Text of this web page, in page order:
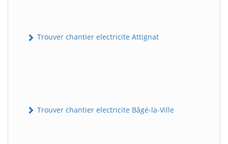
Trouver chantier electricite Attignat
Trouver chantier electricite Bâgé-la-Ville